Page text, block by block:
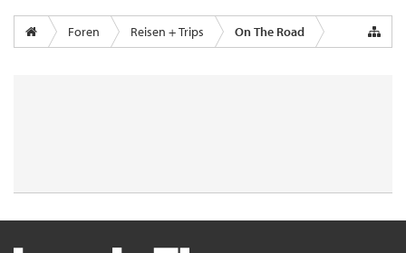
Foren Reisen + Trips On The Road